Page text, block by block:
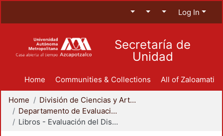
Log In
Secretaría de
Unidad
Home Communities & Collections All of Zaloamati
Home
División de Ciencias y Artes para el Diseño
Departamento de Evaluación del Diseño en el Tiempo
Libros - Evaluación del Diseño en el Tiempo